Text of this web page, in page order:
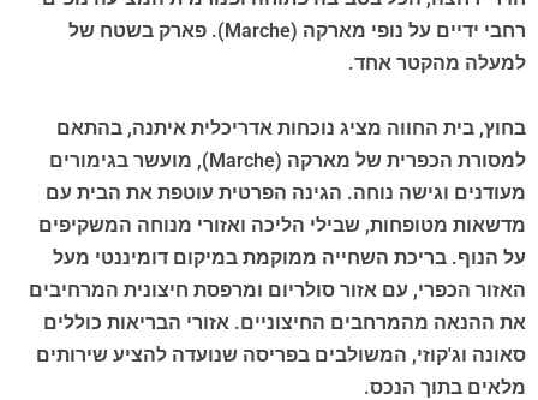
רחבי ידיים על נופי מארקה (Marche). פארק בשטח של
למעלה מהקטר אחד.
בחוץ, בית החווה מציג נוכחות אדריכלית איתנה, בהתאם
למסורת הכפרית של מארקה (Marche), מועשר בגימורים
מעודנים וגישה נוחה. הגינה הפרטית עוטפת את הבית עם
מדשאות מטופחות, שבילי הליכה ואזורי מנוחה המשקיפים
על הנוף. בריכת השחייה ממוקמת במיקום דומיננטי מעל
האזור הכפרי, עם אזור סולריום ומרפסת חיצונית המרחיבים
את ההנאה מהמרחבים החיצוניים. אזורי הבריאות כוללים
סאונה וג'קוזי, המשולבים בפריסה שנועדה להציע שירותים
מלאים בתוך הנכס.